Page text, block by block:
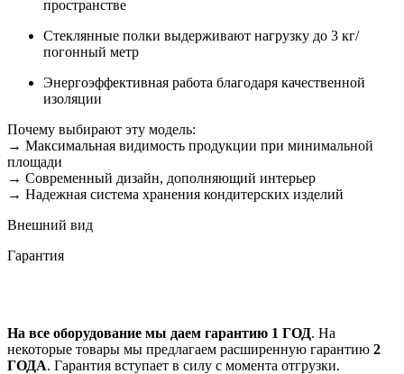
пространстве
Стеклянные полки выдерживают нагрузку до 3 кг/
погонный метр
Энергоэффективная работа благодаря качественной
изоляции
Почему выбирают эту модель:
→ Максимальная видимость продукции при минимальной
площади
→ Современный дизайн, дополняющий интерьер
→ Надежная система хранения кондитерских изделий
Внешний вид
Гарантия
На все оборудование мы даем гарантию 1 ГОД. На
некоторые товары мы предлагаем расширенную гарантию 2
ГОДА. Гарантия вступает в силу с момента отгрузки.